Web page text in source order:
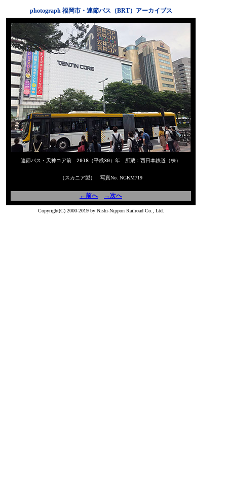
photograph 福岡市・連節バス（BRT）アーカイブス
連節バス・天神コア前 2018（平成30）年 所蔵：西日本鉄道（株）
（スカニア製） 写真No. NGKM719
←前へ →次へ
Copyright(C) 2000-2019 by Nishi-Nippon Railroad Co., Ltd.